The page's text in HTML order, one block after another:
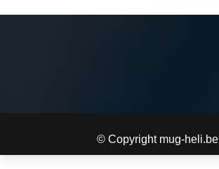
© Copyright mug-heli.be